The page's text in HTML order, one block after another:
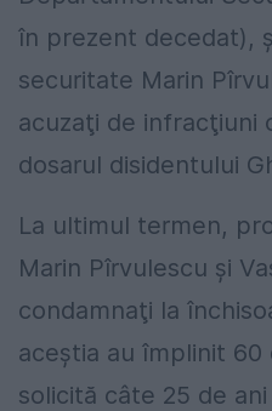
în prezent decedat),
securitate Marin
acuzaţi de infracţiuni
dosarul disidentului
La ultimul termen,
Marin Pîrvulescu şi
condamnaţi la
aceştia au împlinit
solicită câte 25 de